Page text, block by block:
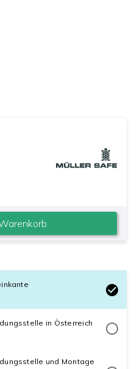
in Österreich
und Montage